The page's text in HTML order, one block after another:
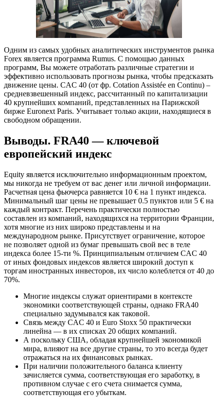
Одним из самых удобных аналитических инструментов рынка
Forex является программа Rumus. С помощью данных
программ, Вы можете отработать различные стратегии и
эффективно использовать прогнозы рынка, чтобы предсказать
движение цены. CAC 40 (от фр. Cotation Assistée en Continu) –
средневзвешенный индекс, рассчитанный по капитализации
40 крупнейших компаний, представленных на Парижской
бирже Euronext Paris. Учитывает только акции, находящиеся в
свободном обращении.
Выводы. FRA40 — ключевой
европейский индекс
Equity является исключительно информационным проектом,
мы никогда не требуем от вас денег или личной информации.
Расчетная цена фьючерса равняется 10 € на 1 пункт индекса.
Минимальный шаг цены не превышает 0.5 пунктов или 5 € на
каждый контракт. Перечень практически полностью
составлен из компаний, находящихся на территории Франции,
хотя многие из них широко представлены и на
международном рынке. Присутствует ограничение, которое
не позволяет одной из бумаг превышать свой вес в теле
индекса более 15-ти %. Принципиальным отличием CAC 40
от иных фондовых индексов является широкий доступ к
торгам иностранных инвесторов, их число колеблется от 40 до
70%.
Многие индексы служат ориентирами в контексте
экономики соответствующей страны, однако FRA40
специально задумывался как таковой.
Связь между CAC 40 и Euro Stoxx 50 практически
линейна — в их списках 20 общих компаний.
А поскольку США, обладая крупнейшей экономикой
мира, влияют на все другие страны, то это всегда будет
отражаться на их финансовых рынках.
При наличии положительного баланса клиенту
зачисляется сумма, соответствующая его заработку, в
противном случае с его счета снимается сумма,
соответствующая его убыткам.